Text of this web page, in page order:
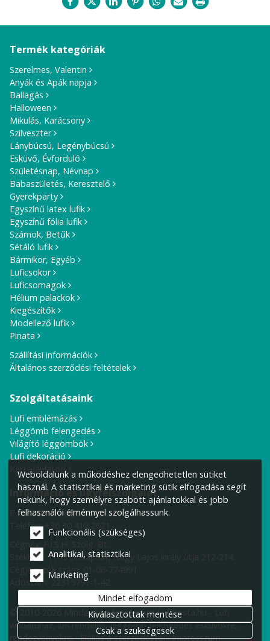
Termék kategóriák
Szerelmes, Valentin
Anyák és Apák napja
Ballagás
Halloween
Mikulás, Karácsony
Szilveszter
Lánybúcsú, Legénybúcsú
Esküvő, Évforduló
Születésnap, Névnap
Babaszületés, Keresztelő
Gyerekparty
Egyszínű latex lufik
Egyszínű fólia lufik
Számok, Betűk
Sétáló lufik
Bármikor, Egyéb
Luficsokor
Luficsomagok
Hélium palackok
Kiegészítők
Modellező lufik
Pinata
Szállítási információk
Általános szerződési feltételek
Szolgáltatásaink
Lufi emblémázás
Léggömb felengedés
Világító léggömbök
Lufi dekoráció
Kérj ajánlatot!
Információ és ügyfélszolgálat
E-mail cím:info@lufiposta.hu
Telefon:+36 30 419 2621
Cégnév: F.I.S.H. Szolg. Bt.
Székhely: 1149 Budapest, Nagy Lajos király útja 212-214.
Cégjegyzék szám: 01-06-774991
Adószám: 22315797-1-42
© 2010-2026 Minden jog fenntartva! LufiPosta.hu - Lufi
webáruház, lufi rendelés, léggömb felengedés esküvőkre,
rendezvényekre. Elállás a szerződéstől Impresszum
Weboldalunk a működéshez elengedhetetlen sütiket
használ. A statisztikai és marketing sütik elfogadása segít
nekünk, hogy személyre szabott ajánlatokkal és jobb
felhasználói élménnyel szolgálhassunk.
Funkcionális (szükséges)
Analitikai, statisztikai
Marketing
Mindet elfogadom
Kiválasztottak mentése
Csak a szükségesek